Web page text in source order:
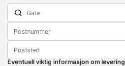
Eventuell viktig informasjon om levering